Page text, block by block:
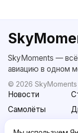
SkyMoments —
авиацию в одном
© 2026
Новости
Самолёты